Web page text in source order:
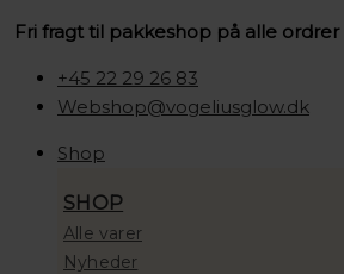
til
indholdet
Fri fragt til pakkeshop på alle ordrer
+45 22 29 26 83
Webshop@vogeliusglow.dk
Shop
SHOP
Alle varer
Nyheder
………
100,00